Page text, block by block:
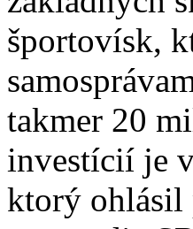
športovísk,
takmer 20
investícií je
ktorý ohlásil